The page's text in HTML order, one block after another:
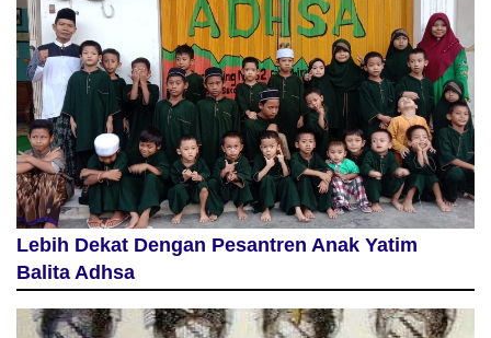
Lebih Dekat Dengan Pesantren Anak Yatim
Balita Adhsa